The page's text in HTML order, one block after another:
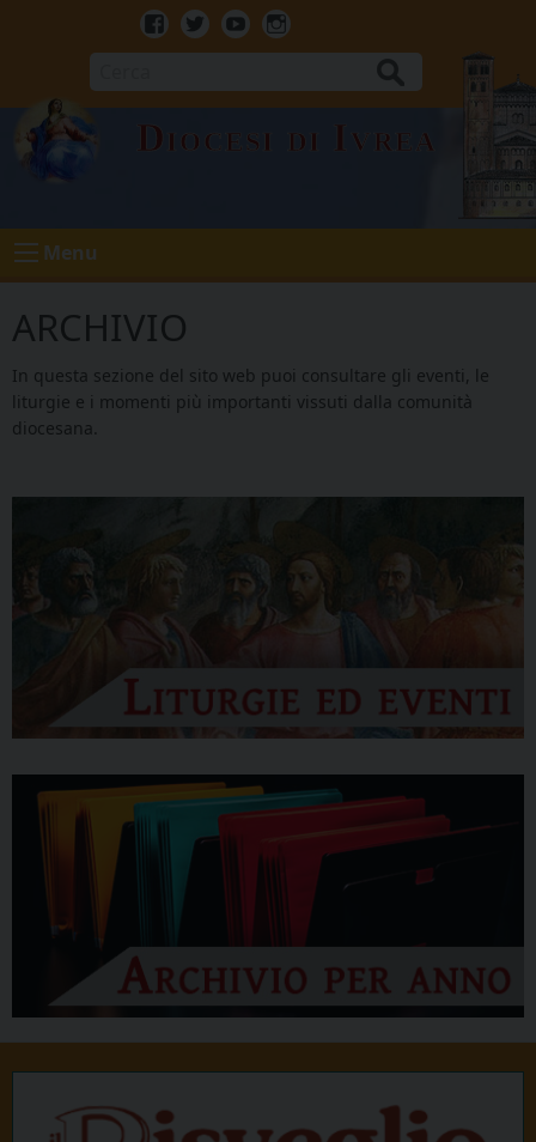
Facebook
TwitterYoutubeInstagram
Diocesi di Ivrea
Menu
ARCHIVIO
In questa sezione del sito web puoi consultare gli eventi, le
liturgie e i momenti più importanti vissuti dalla comunità
diocesana.